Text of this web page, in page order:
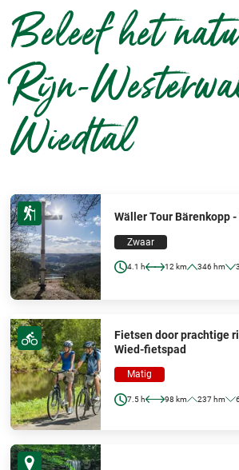
Beleef het
Rijn-
Wiedtal
Wäller Tour Bärenkopp
Zwaar
4.1 h 12 km 346 hm
Fietsen door prachtige
Wied-fietspad
Matig
7.5 h 98 km 237 hm